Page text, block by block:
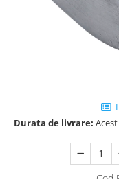
Durata de livrare: